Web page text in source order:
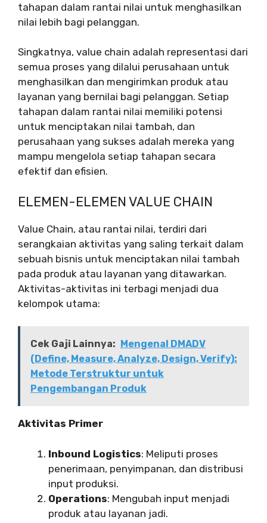
tahapan dalam rantai nilai untuk menghasilkan
nilai lebih bagi pelanggan.
Singkatnya, value chain adalah representasi dari
semua proses yang dilalui perusahaan untuk
menghasilkan dan mengirimkan produk atau
layanan yang bernilai bagi pelanggan. Setiap
tahapan dalam rantai nilai memiliki potensi
untuk menciptakan nilai tambah, dan
perusahaan yang sukses adalah mereka yang
mampu mengelola setiap tahapan secara
efektif dan efisien.
ELEMEN-ELEMEN VALUE CHAIN
Value Chain, atau rantai nilai, terdiri dari
serangkaian aktivitas yang saling terkait dalam
sebuah bisnis untuk menciptakan nilai tambah
pada produk atau layanan yang ditawarkan.
Aktivitas-aktivitas ini terbagi menjadi dua
kelompok utama:
Cek Gaji Lainnya: Mengenal DMADV
(Define, Measure, Analyze, Design, Verify):
Metode Terstruktur untuk
Pengembangan Produk
Aktivitas Primer
Inbound Logistics: Meliputi proses
penerimaan, penyimpanan, dan distribusi
input produksi.
Operations: Mengubah input menjadi
produk atau layanan jadi.